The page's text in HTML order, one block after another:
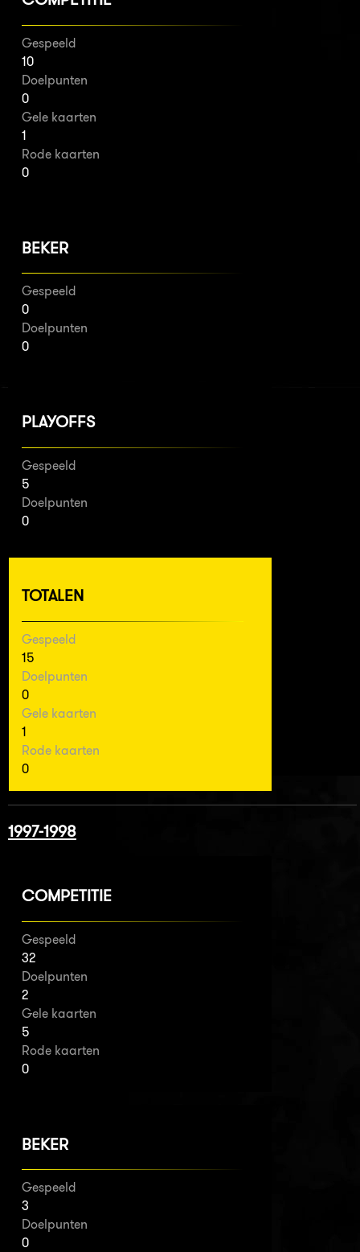
Gespeeld
10
Doelpunten
0
Gele kaarten
1
Rode kaarten
0
BEKER
Gespeeld
0
Doelpunten
0
PLAYOFFS
Gespeeld
5
Doelpunten
0
TOTALEN
Gespeeld
15
Doelpunten
0
Gele kaarten
1
Rode kaarten
0
1997-1998
COMPETITIE
Gespeeld
32
Doelpunten
2
Gele kaarten
5
Rode kaarten
0
BEKER
Gespeeld
3
Doelpunten
0